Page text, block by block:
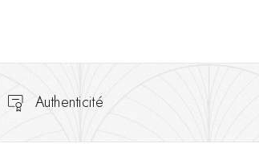
Authenticité